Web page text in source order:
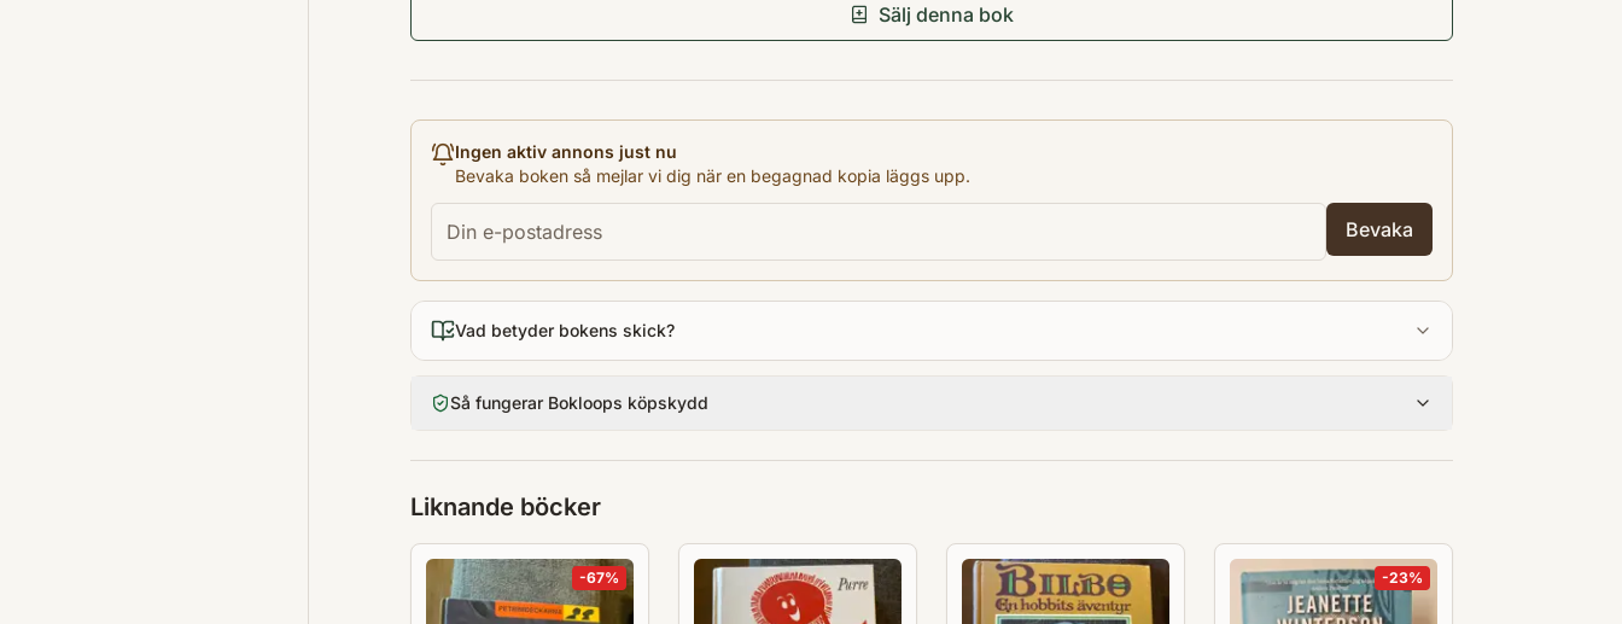
1992
Svenska
Format
Sälj denna bok
Ingen aktiv annons just nu
Bevaka boken så mejlar vi dig när en begagnad kopia läggs upp.
Bevaka
Vad betyder bokens skick?
Så fungerar Bokloops köpskydd
Liknande böcker
-67% -23%